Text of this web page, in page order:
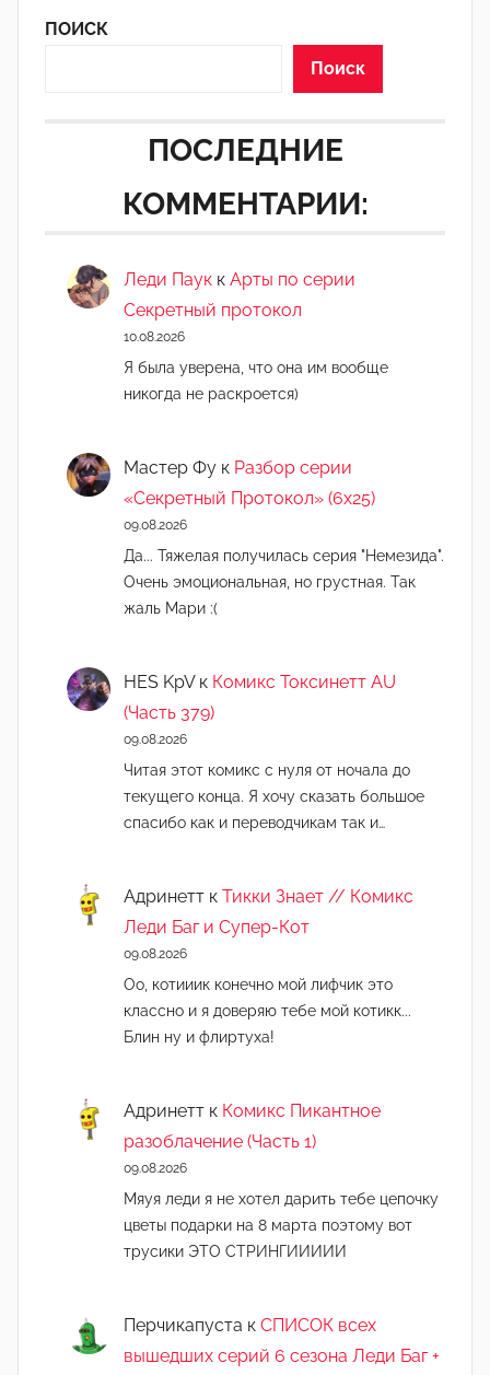
ПОИСК
Поиск
ПОСЛЕДНИЕ
КОММЕНТАРИИ:
Леди Паук к Арты по серии
Секретный протокол
10.08.2026
Я была уверена, что она им вообще
никогда не раскроется)
Мастер Фу к Разбор серии
«Секретный Протокол» (6х25)
09.08.2026
Да... Тяжелая получилась серия "Немезида".
Очень эмоциональная, но грустная. Так
жаль Мари :(
HES KpVк Комикс Токсинетт AU
(Часть 379)
09.08.2026
Читая этот комикс с нуля от ночала до
текущего конца. Я хочу сказать большое
спасибо как и переводчикам так и…
Адринетт к Тикки Знает // Комикс
Леди Баг и Супер-Кот
09.08.2026
Оо, котииик конечно мой лифчик это
классно и я доверяю тебе мой котикк...
Блин ну и флиртуха!
Адринетт к Комикс Пикантное
разоблачение (Часть 1)
09.08.2026
Мяуя леди я не хотел дарить тебе цепочку
цветы подарки на 8 марта поэтому вот
трусики ЭТО СТРИНГИИИИИ
Перчикапуста к СПИСОК всех
вышедших серий 6 сезона Леди Баг +